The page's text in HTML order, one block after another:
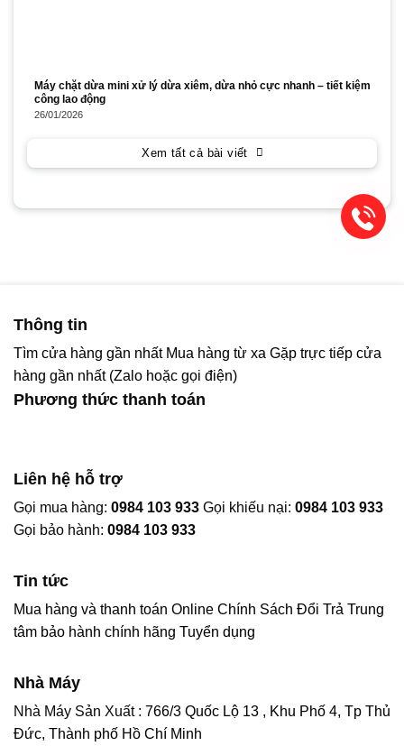
Máy chặt dừa mini xử lý dừa xiêm, dừa nhỏ cực nhanh – tiết kiệm
công lao động
26/01/2026
Xem tất cả bài viết
Thông tin
Tìm cửa hàng gần nhất Mua hàng từ xa Gặp trực tiếp cửa
hàng gần nhất (Zalo hoặc gọi điện)
Phương thức thanh toán
Liên hệ hỗ trợ
Gọi mua hàng: 0984 103 933 Gọi khiếu nại: 0984 103 933
Gọi bảo hành: 0984 103 933
Tin tức
Mua hàng và thanh toán Online Chính Sách Đổi Trả Trung
tâm bảo hành chính hãng Tuyển dụng
Nhà Máy
Nhà Máy Sản Xuất : 766/3 Quốc Lộ 13 , Khu Phố 4, Tp Thủ
Đức, Thành phố Hồ Chí Minh